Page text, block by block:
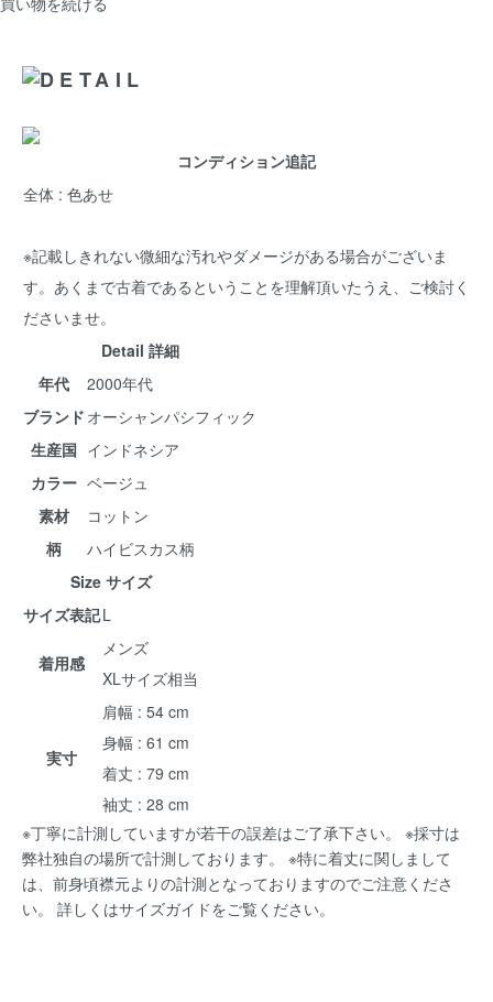
コンディション追記
全体 : 色あせ
※記載しきれない微細な汚れやダメージがある場合がございま
す。あくまで古着であるということを理解頂いたうえ、ご検討く
ださいませ。
Detail 詳細
年代
2000年代
ブランド オーシャンパシフィック
生産国 インドネシア
カラー ベージュ
素材
コットン
柄
ハイビスカス柄
Size サイズ
サイズ表記L
着用感
メンズ
XLサイズ相当
実寸
肩幅 : 54 cm
身幅 : 61 cm
着丈 : 79 cm
袖丈 : 28 cm
※丁寧に計測していますが若干の誤差はご了承下さい。 ※採寸は
弊社独自の場所で計測しております。 ※特に着丈に関しまして
は、前身頃襟元よりの計測となっておりますのでご注意くださ
い。 詳しくはサイズガイドをご覧ください。